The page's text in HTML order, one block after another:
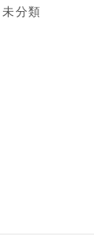
未分類